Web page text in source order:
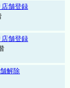
店舗登録
店舗登録
解除